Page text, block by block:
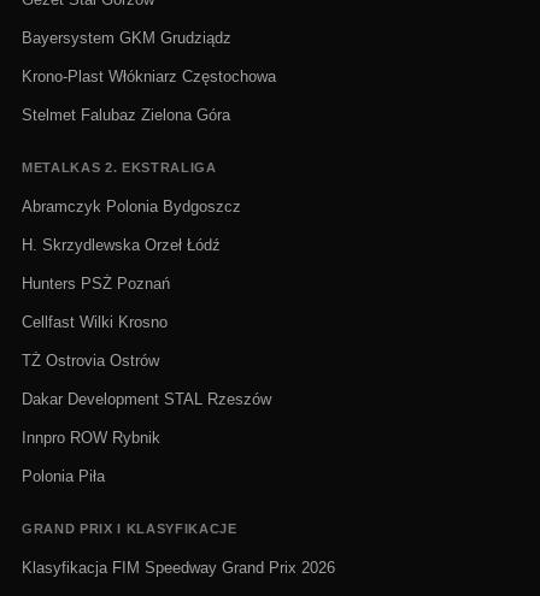
Bayersystem GKM Grudziądz
Krono-Plast Włókniarz Częstochowa
Stelmet Falubaz Zielona Góra
METALKAS 2. EKSTRALIGA
Abramczyk Polonia Bydgoszcz
H. Skrzydlewska Orzeł Łódź
Hunters PSŻ Poznań
Cellfast Wilki Krosno
TŻ Ostrovia Ostrów
Dakar Development STAL Rzeszów
Innpro ROW Rybnik
Polonia Piła
GRAND PRIX I KLASYFIKACJE
Klasyfikacja FIM Speedway Grand Prix 2026